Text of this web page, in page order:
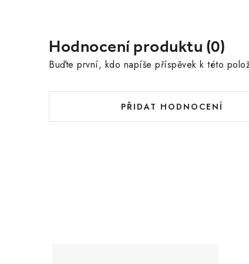
Hodnocení produktu (0)
Buďte první, kdo napíše příspěvek k této
PŘIDAT HODNOCENÍ